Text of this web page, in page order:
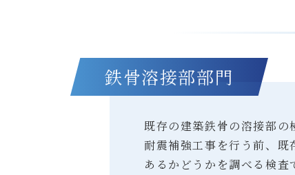
鉄骨溶接部部門
既存の建築鉄骨の溶接部の
耐震補強工事を行う前、
あるかどうかを調べる検査